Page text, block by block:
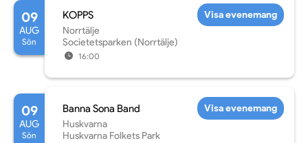
09
AUG
Sön
KOPPS
Norrtälje
Societetsparken (Norrtälje)
16:00
Visa evenemang
09
AUG
Sön
Banna Sona Band
Huskvarna
Huskvarna Folkets Park
Visa evenemang